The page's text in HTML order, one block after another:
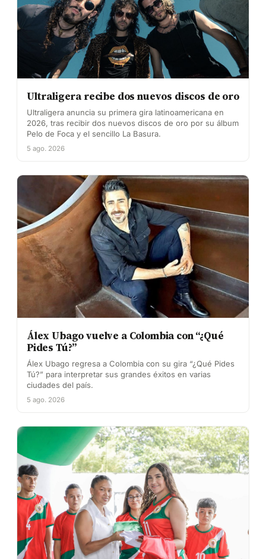
Ultraligera recibe dos nuevos discos de oro
Ultraligera anuncia su primera gira latinoamericana en
2026, tras recibir dos nuevos discos de oro por su álbum
Pelo de Foca y el sencillo La Basura.
5 ago. 2026
Álex Ubago vuelve a Colombia con “¿Qué
Pides Tú?”
Álex Ubago regresa a Colombia con su gira “¿Qué Pides
Tú?” para interpretar sus grandes éxitos en varias
ciudades del país.
5 ago. 2026